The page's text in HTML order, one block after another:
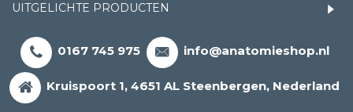
UITGELICHTE PRODUCTEN
0167 745 975 info@anatomieshop.nl
Kruispoort 1, 4651 AL Steenbergen, Nederland